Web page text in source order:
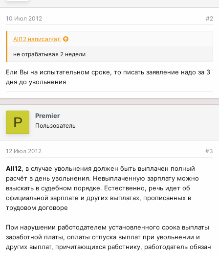
10 Июл 2012 #2
All12 написал(а):
не отрабатывая 2 недели
Ели Вы на испытательном сроке, то писать заявление надо за 3
дня до увольнения
Р Рremier
Пользователь
12 Июл 2012 #3
All12, в случае увольнения должен быть выплачен полный
расчёт в день увольнения. Невыплаченную зарплату можно
взыскать в судебном порядке. Естественно, речь идет об
официальной зарплате и других выплатах, прописанных в
трудовом договоре
При нарушении работодателем установленного срока выплаты
заработной платы, оплаты отпуска выплат при увольнении и
других выплат, причитающихся работнику, работодатель обязан